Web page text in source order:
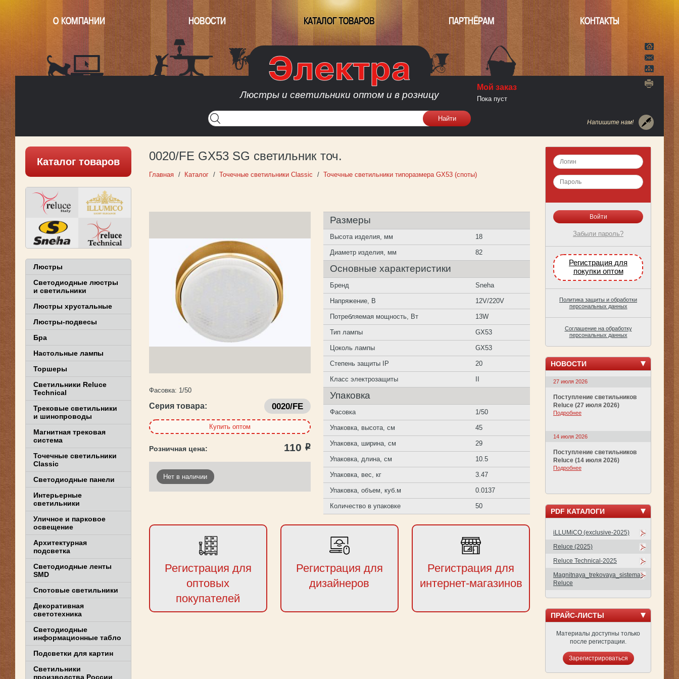
О КОМПАНИИ НОВОСТИ КАТАЛОГ ТОВАРОВ ПАРТНЁРАМ КОНТАКТЫ
Люстры и светильники оптом и в розницу
Написать нам
Карта
Напишите нам!
Мой заказ
Пока пуст
0020/FE GX53 SG светильник точ.
Главная Каталог Точечные светильники Classic Точечные светильники типоразмера GX53 (споты)
Фасовка: 1/50
Серия товара: 0020/FE
Купить оптом
110 Р
Нет в наличии
Размеры
Высота изделия, мм 18
Диаметр изделия, мм 82
Основные характеристики
Бренд Sneha
Напряжение, В 12V/220V
Потребляемая мощность, Вт 13W
Тип лампы GX53
Цоколь лампы GX53
Степень защиты IP 20
Класс электрозащиты
Упаковка
Фасовка 1/50
Упаковка, высота, см 45
Упаковка, ширина, см 29
Упаковка, длина, см 10.5
Упаковка, вес, кг 3.47
Упаковка, объем, куб.м 0.0137
Количество в упаковке 50
Регистрация для
оптовых
покупателей
Регистрация для
дизайнеров
Регистрация для
интернет-магазинов
Каталог товаров
Люстры
Светодиодные люстры
и светильники
Люстры хрустальные
Люстры-подвесы
Бра
Настольные лампы
Торшеры
Светильники Reluce
Technical
Трековые светильники
и шинопроводы
Магнитная трековая
система
Точечные светильники
Classic
Светодиодные панели
Интерьерные
светильники
Уличное и парковое
освещение
Архитектурная
подсветка
Светодиодные ленты
SMD
Спотовые светильники
Декоративная
светотехника
Светодиодные
информационные табло
Подсветки для картин
Светильники
производства России
Забыли пароль?
Регистрация для
покупки оптом
Политика защиты и обработки
персональных данных
Соглашение на обработку
персональных данных
НОВОСТИ
27 июля 2026
Поступление светильников
Reluce (27 июля 2026)
Подробнее
14 июля 2026
Поступление светильников
Reluce (14 июля 2026)
Подробнее
PDF КАТАЛОГИ
iLLUMiCO (exclusive-2025)
Reluce (2025)
Reluce Technical-2025
Magnitnaya_trekovaya_sistema-
Reluce
ПРАЙС-ЛИСТЫ
Материалы доступны только
после регистрации.
Зарегистрироваться